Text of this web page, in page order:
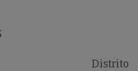
Distrito